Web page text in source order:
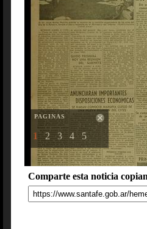
PAGINAS
1 2 3 4 5
Comparte esta noticia